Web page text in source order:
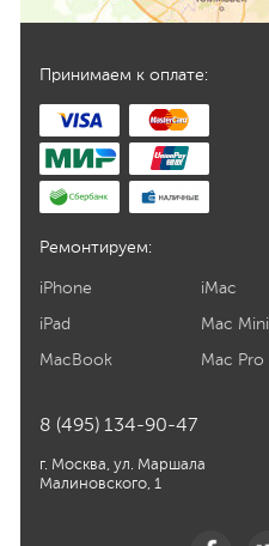
Принимаем к оплате:
Ремонтируем:
iPhone
iPad
MacBook
iMac
Mac Mini
Mac Pro
8 (495) 134-90-47
г. Москва, ул. Маршала
Малиновского, 1